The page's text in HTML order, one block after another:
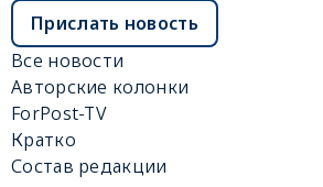
Прислать новость
Все новости
Авторские колонки
ForPost-TV
Кратко
Состав редакции